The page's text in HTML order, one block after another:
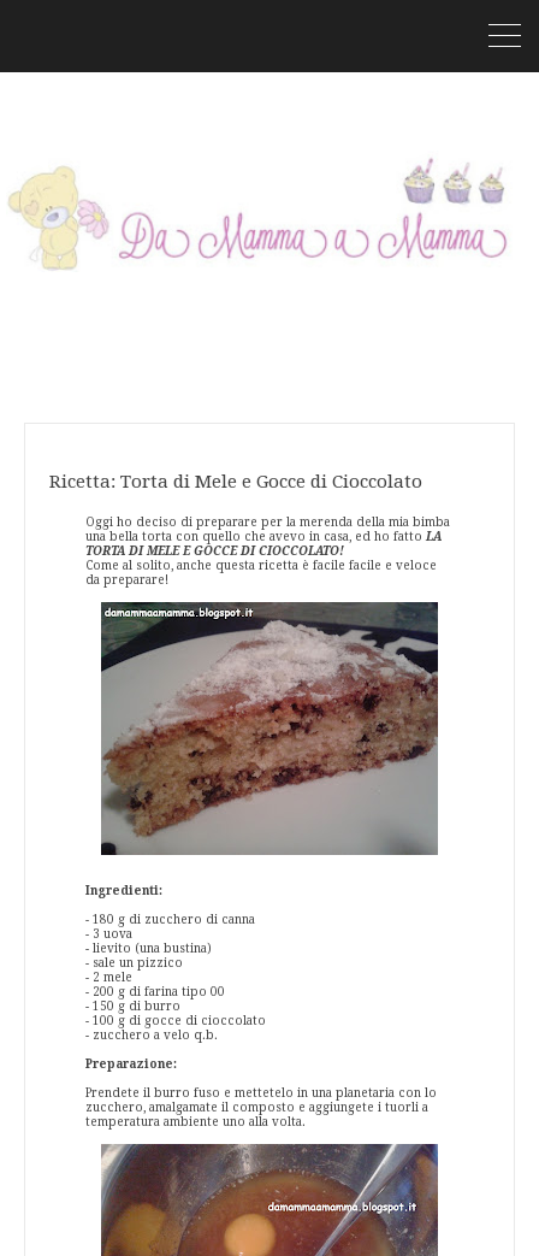
Ricetta: Torta di Mele e Gocce di Cioccolato
Oggi ho deciso di preparare per la merenda della mia bimba
una bella torta con quello che avevo in casa, ed ho fatto LA
TORTA DI MELE E GOCCE DI CIOCCOLATO!
Come al solito, anche questa ricetta è facile facile e veloce
da preparare!
Ingredienti:
- 180 g di zucchero di canna
- 3 uova
- lievito (una bustina)
- sale un pizzico
- 2 mele
- 200 g di farina tipo 00
- 150 g di burro
- 100 g di gocce di cioccolato
- zucchero a velo q.b.
Preparazione:
Prendete il burro fuso e mettetelo in una planetaria con lo
zucchero, amalgamate il composto e aggiungete i tuorli a
temperatura ambiente uno alla volta.